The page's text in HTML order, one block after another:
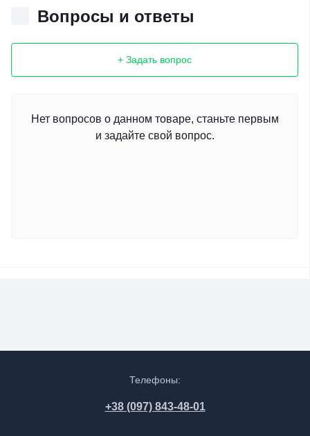
Вопросы и ответы
+ Задать вопрос
Нет вопросов о данном товаре, станьте первым
и задайте свой вопрос.
Телефоны:
+38 (097) 843-48-01